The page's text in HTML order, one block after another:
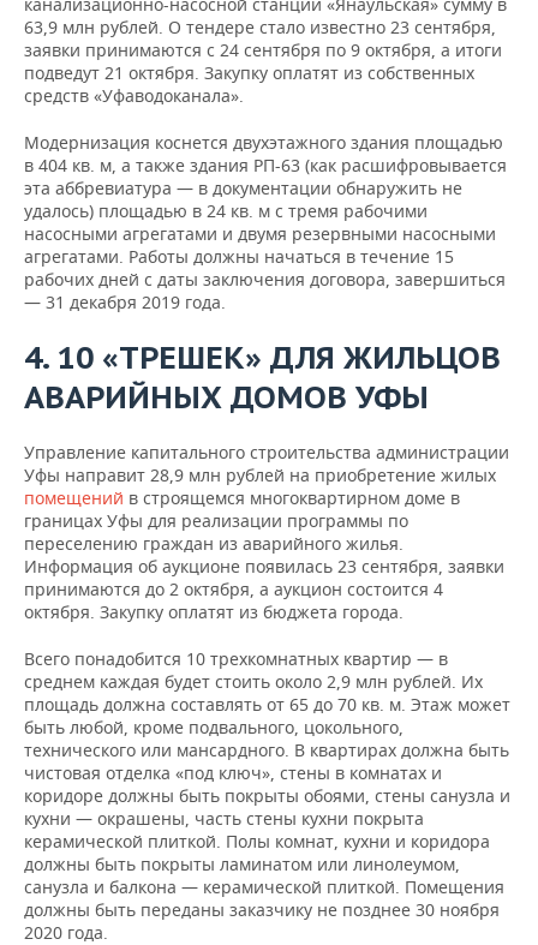
63,9 млн рублей. О тендере стало известно 23 сентября,
заявки принимаются с 24 сентября по 9 октября, а итоги
подведут 21 октября. Закупку оплатят из собственных
средств «Уфаводоканала».
Модернизация коснется двухэтажного здания площадью
в 404 кв. м, а также здания РП-63 (как расшифровывается
эта аббревиатура — в документации обнаружить не
удалось) площадью в 24 кв. м с тремя рабочими
насосными агрегатами и двумя резервными насосными
агрегатами. Работы должны начаться в течение 15
рабочих дней с даты заключения договора, завершиться
— 31 декабря 2019 года.
4. 10 «ТРЕШЕК» ДЛЯ ЖИЛЬЦОВ
АВАРИЙНЫХ ДОМОВ УФЫ
Управление капитального строительства администрации
Уфы направит 28,9 млн рублей на приобретение жилых
помещений в строящемся многоквартирном доме в
границах Уфы для реализации программы по
переселению граждан из аварийного жилья.
Информация об аукционе появилась 23 сентября, заявки
принимаются до 2 октября, а аукцион состоится 4
октября. Закупку оплатят из бюджета города.
Всего понадобится 10 трехкомнатных квартир — в
среднем каждая будет стоить около 2,9 млн рублей. Их
площадь должна составлять от 65 до 70 кв. м. Этаж может
быть любой, кроме подвального, цокольного,
технического или мансардного. В квартирах должна быть
чистовая отделка «под ключ», стены в комнатах и
коридоре должны быть покрыты обоями, стены санузла и
кухни — окрашены, часть стены кухни покрыта
керамической плиткой. Полы комнат, кухни и коридора
должны быть покрыты ламинатом или линолеумом,
санузла и балкона — керамической плиткой. Помещения
должны быть переданы заказчику не позднее 30 ноября
2020 года.